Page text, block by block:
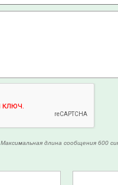
Максимальная длина сообщения 600